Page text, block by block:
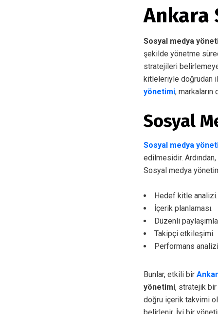
Ankara
Sosyal medya
şekilde yönetme
stratejileri
kitleleriyle doğrudan
yönetimi,
Sosyal
Sosyal medya
edilmesidir.
Sosyal medya
Hedef kitle analizi.
İçerik planlaması.
Düzenli
Takipçi etkileşimi.
Performans
Bunlar, etkili bir
yönetimi, stratejik
doğru içerik takvimi